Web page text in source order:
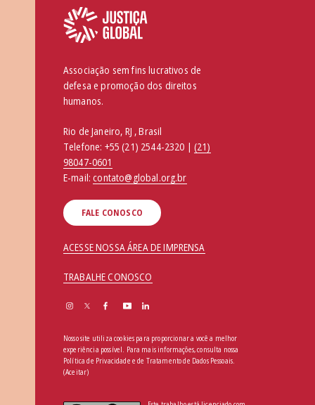
Associação sem fins lucrativos de
defesa e promoção dos direitos
humanos.
Rio de Janeiro, RJ , Brasil
Telefone: +55 (21) 2544-2320 | (21)
98047-0601
E-mail:contato@global.org.br
FALE CONOSCO
ACESSE NOSSA ÁREA DE IMPRENSA
TRABALHE CONOSCO
Nosso site utiliza cookies para proporcionar a você a melhor
experiência possível. Para mais informações, consulta nossa
Política de Privacidade e de Tratamento de Dados Pessoais
(Aceitar)